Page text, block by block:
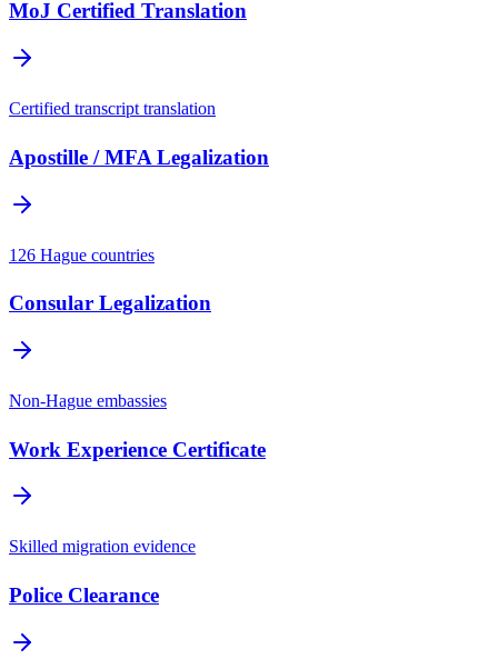
MoJ Certified Translation
Certified transcript translation
Apostille / MFA Legalization
126 Hague countries
Consular Legalization
Non-Hague embassies
Work Experience Certificate
Skilled migration evidence
Police Clearance